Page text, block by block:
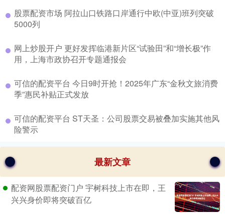
​股票配资市场 阿拉山口铁路口岸通行中欧(中亚)班列突破
5000列
​网上炒股开户 更好发挥临港新片区“试验田”和“增长极”作
用，上海市政协召开专题通报会
​可信的配资平台 今日9时开抢！2025年广东“金秋文旅消费
季”惠民补贴正式发放
​可信的配资平台 ST天圣：公司股票交易被叠加实施其他风
险警示
最新文章
配资网股票配资门户 宇树科技上市在即，王
兴兴身价即将突破百亿